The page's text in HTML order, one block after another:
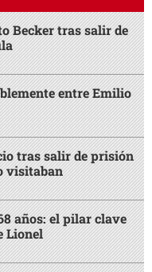
Becker tras salir de
entre Emilio
tras salir de prisión
visitaban
años: el pilar clave
Lionel